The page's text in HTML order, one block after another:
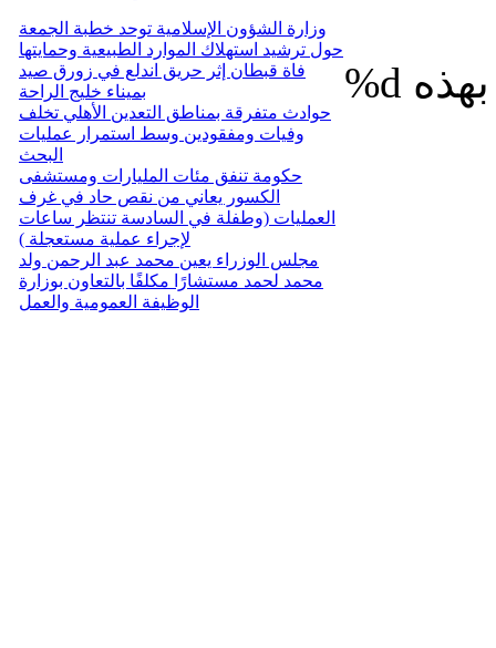
وزارة الشؤون الإسلامية توحد خطبة الجمعة
حول ترشيد استهلاك الموارد الطبيعية وحمايتها
فاة قبطان إثر حريق اندلع في زورق صيد
بميناء خليج الراحة
حوادث متفرقة بمناطق التعدين الأهلي تخلف
وفيات ومفقودين وسط استمرار عمليات
البحث
حكومة تنفق مئات المليارات ومستشفى
الكسور يعاني من نقص حاد في غرف
العمليات (وطفلة في السادسة تنتظر ساعات
لإجراء عملية مستعجلة )
مجلس الوزراء يعين محمد عبد الرحمن ولد
محمد لحمد مستشارًا مكلفًا بالتعاون بوزارة
الوظيفة العمومية والعمل
%d